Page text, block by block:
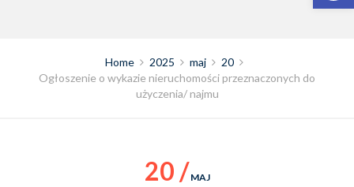
Home 2025 maj
20
Ogłoszenie o wykazie nieruchomości przeznaczonych do
użyczenia/ najmu
20 / MAJ